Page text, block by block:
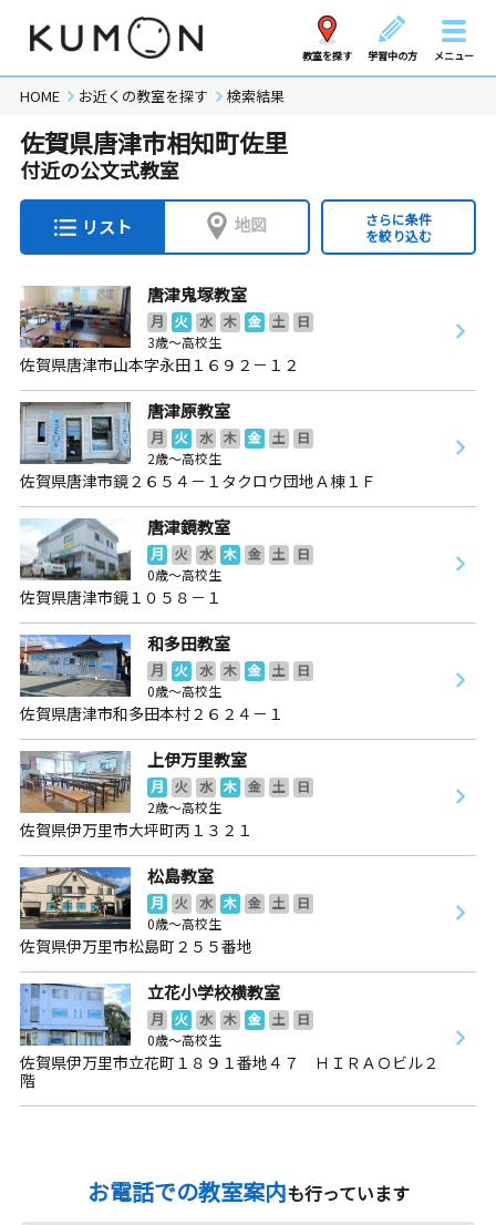
教室を探す 学習中の方 メニュー
HOME お近くの教室を探す 検索結果
佐賀県唐津市相知町佐里
付近の公文式教室
リスト 地図
さらに条件
を絞り込む
唐津鬼塚教室
月 火 水 木 金 土
日
3歳～高校生
佐賀県唐津市山本字永田１６９２－１２
唐津原教室
月 火 水 木 金 土
日
2歳～高校生
佐賀県唐津市鏡２６５４－１タクロウ団地Ａ棟１Ｆ
唐津鏡教室
月 火 水 木 金 土
日
0歳～高校生
佐賀県唐津市鏡１０５８－１
和多田教室
月 火 水 木 金 土
日
0歳～高校生
佐賀県唐津市和多田本村２６２４－１
上伊万里教室
月 火 水 木 金 土
日
2歳～高校生
佐賀県伊万里市大坪町丙１３２１
松島教室
月 火 水 木 金 土
日
0歳～高校生
佐賀県伊万里市松島町２５５番地
立花小学校横教室
月 火 水 木 金 土
日
0歳～高校生
佐賀県伊万里市立花町１８９１番地４７ ＨＩＲＡＯビル２
階
お電話での教室案内も行っています